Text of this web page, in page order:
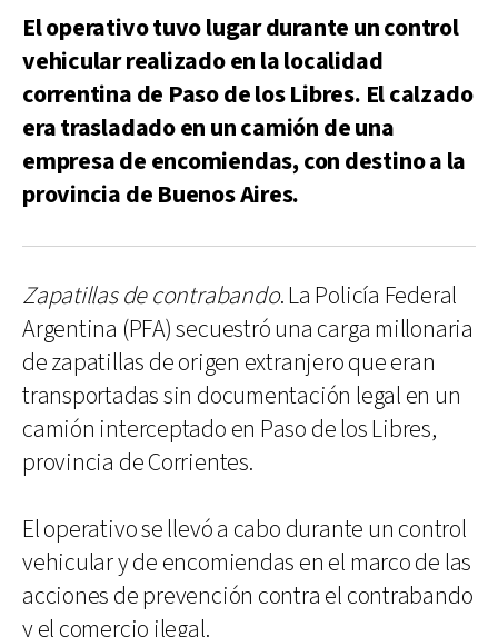
El operativo tuvo lugar durante un control
vehicular realizado en la localidad
correntina de Paso de los Libres. El calzado
era trasladado en un camión de una
empresa de encomiendas, con destino a la
provincia de Buenos Aires.
Zapatillas de contrabando. La Policía Federal
Argentina (PFA) secuestró una carga millonaria
de zapatillas de origen extranjero que eran
transportadas sin documentación legal en un
camión interceptado en Paso de los Libres,
provincia de Corrientes.
El operativo se llevó a cabo durante un control
vehicular y de encomiendas en el marco de las
acciones de prevención contra el contrabando
y el comercio ilegal.